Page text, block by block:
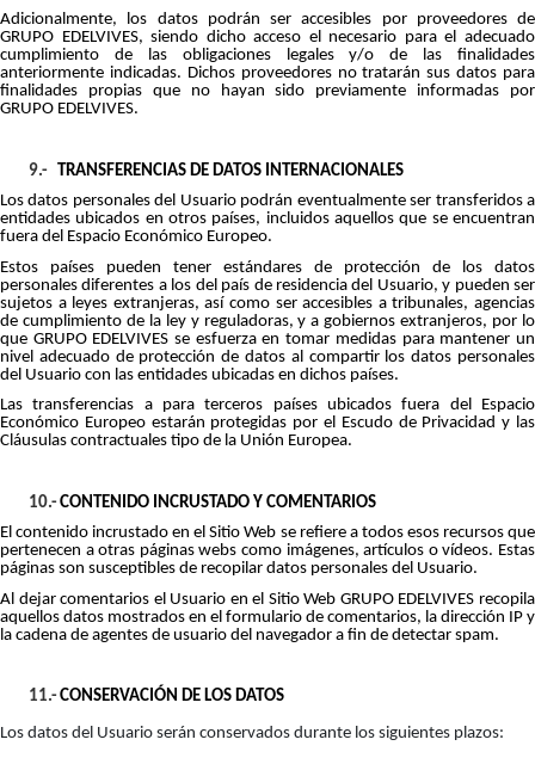
Adicionalmente, los datos podrán ser accesibles por proveedores de
GRUPO EDELVIVES, siendo dicho acceso el necesario para el adecuado
cumplimiento de las obligaciones legales y/o de las finalidades
anteriormente indicadas. Dichos proveedores no tratarán sus datos para
finalidades propias que no hayan sido previamente informadas por
GRUPO EDELVIVES.
9.- TRANSFERENCIAS DE DATOS INTERNACIONALES
Los datos personales del Usuario podrán eventualmente ser transferidos a
entidades ubicados en otros países, incluidos aquellos que se encuentran
fuera del Espacio Económico Europeo.
Estos países pueden tener estándares de protección de los datos
personales diferentes a los del país de residencia del Usuario, y pueden ser
sujetos a leyes extranjeras, así como ser accesibles a tribunales, agencias
de cumplimiento de la ley y reguladoras, y a gobiernos extranjeros, por lo
que GRUPO EDELVIVES se esfuerza en tomar medidas para mantener un
nivel adecuado de protección de datos al compartir los datos personales
del Usuario con las entidades ubicadas en dichos países.
Las transferencias a para terceros países ubicados fuera del Espacio
Económico Europeo estarán protegidas por el Escudo de Privacidad y las
Cláusulas contractuales tipo de la Unión Europea.
10.-CONTENIDO INCRUSTADO Y COMENTARIOS
El contenido incrustado en el Sitio Web se refiere a todos esos recursos que
pertenecen a otras páginas webs como imágenes, artículos o vídeos. Estas
páginas son susceptibles de recopilar datos personales del Usuario.
Al dejar comentarios el Usuario en el Sitio Web GRUPO EDELVIVES recopila
aquellos datos mostrados en el formulario de comentarios, la dirección IP y
la cadena de agentes de usuario del navegador a fin de detectar spam.
11.-CONSERVACIÓN DE LOS DATOS
Los datos del Usuario serán conservados durante los siguientes plazos: